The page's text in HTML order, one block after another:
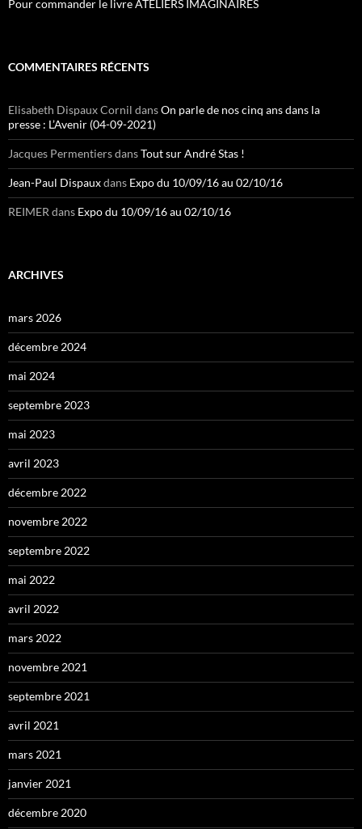
Pour commander le livre ATELIERS IMAGINAIRES
COMMENTAIRES RÉCENTS
Elisabeth Dispaux Cornil dansOn parle de nos cinq ans dans la
presse : L’Avenir (04-09-2021)
Jacques PermentiersdansTout sur André Stas !
Jean-Paul Dispauxdans Expo du 10/09/16 au 02/10/16
REIMER dans Expo du 10/09/16 au 02/10/16
ARCHIVES
mars 2026
décembre 2024
mai 2024
septembre 2023
mai 2023
avril 2023
décembre 2022
novembre 2022
septembre 2022
mai 2022
avril 2022
mars 2022
novembre 2021
septembre 2021
avril 2021
mars 2021
janvier 2021
décembre 2020